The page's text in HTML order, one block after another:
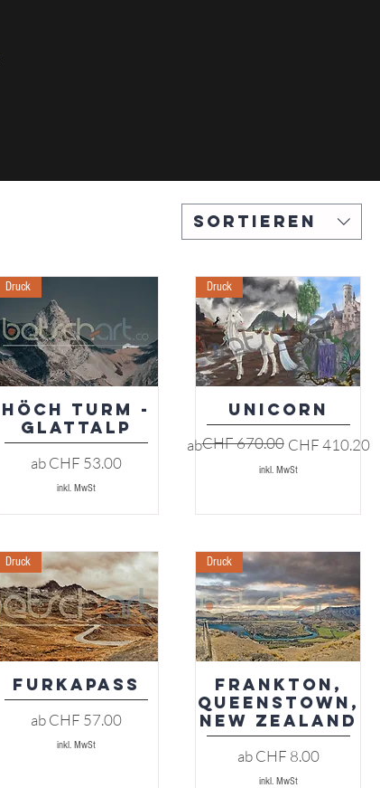
Sortieren
Schnellansicht
Druck
Höch Turm -
Glattalp
abCHF 53.00
Sale-Preis
inkl. MwSt
Schnellansicht
Druck
Unicorn
ab
Standardpreis
CHF 670.00 CHF 410.20
Sale-Preis
inkl. MwSt
Schnellansicht
Druck
Furkapass
abCHF 57.00
Sale-Preis
inkl. MwSt
Schnellansicht
Druck
Frankton,
Queenstown,
New Zealand
abCHF 8.00
Sale-Preis
inkl. MwSt